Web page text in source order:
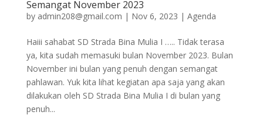
Semangat November 2023
by admin208@gmail.com | Nov 6, 2023 | Agenda
Haiii sahabat SD Strada Bina Mulia I ….. Tidak terasa
ya, kita sudah memasuki bulan November 2023. Bulan
November ini bulan yang penuh dengan semangat
pahlawan. Yuk kita lihat kegiatan apa saja yang akan
dilakukan oleh SD Strada Bina Mulia I di bulan yang
penuh...